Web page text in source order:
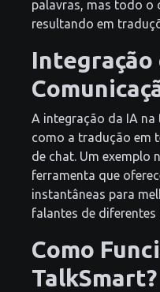
palavras, mas todo o
resultando em
Integração
A integração da IA
como a tradução em
de chat. Um exemplo
ferramenta que
instantâneas para
falantes de diferentes
Como
TalkSmart?